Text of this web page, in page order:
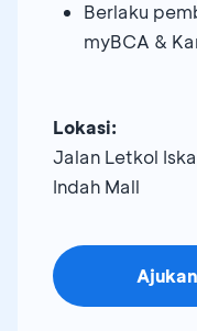
Berlaku
myBCA &
Lokasi:
Jalan Letkol
Indah Mall